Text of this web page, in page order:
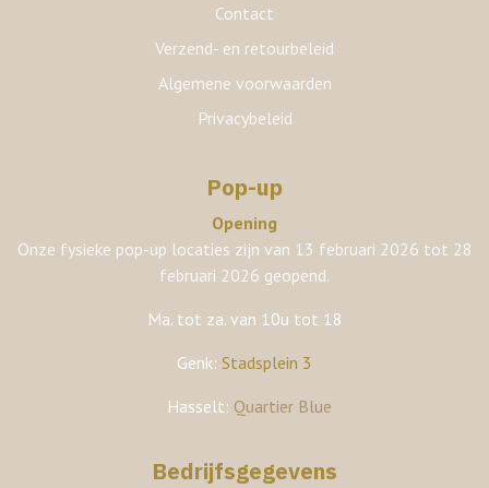
Pop-up
Opening
Onze fysieke pop-up locaties zijn van 13 februari 2026 tot 28
februari 2026 geopend.
Ma. tot za. van 10u tot 18
Genk: Stadsplein 3
Hasselt: Quartier Blue
Bedrijfsgegevens
Contact
Verzend- en retourbeleid
Algemene voorwaarden
Privacybeleid